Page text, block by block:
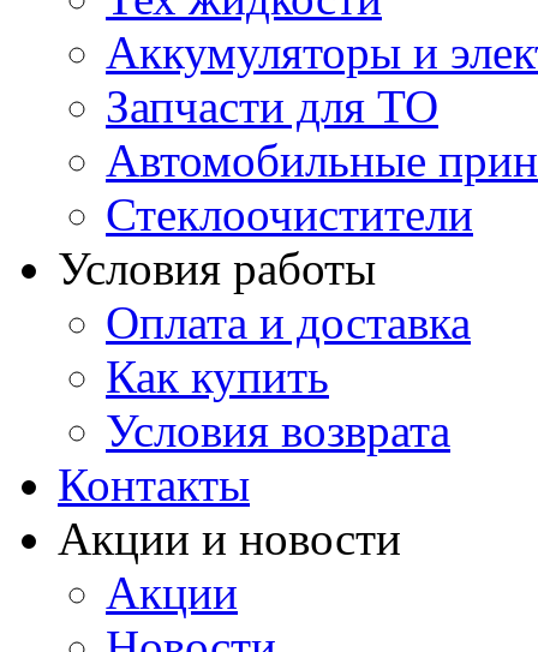
Аккумуляторы и
Запчасти для ТО
Автомобильные
Стеклоочистители
Условия работы
Оплата и доставка
Как купить
Условия возврата
Контакты
Акции и новости
Акции